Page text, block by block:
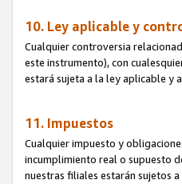
10. Ley aplicable y
Cualquier controversia
este instrumento), con
estará sujeta a la ley aplicable y
11. Impuestos
Cualquier impuesto y
incumplimiento real o supuesto
nuestras filiales estarán sujetos